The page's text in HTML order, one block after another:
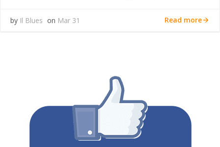
by Il Blues on Mar 31 Read more